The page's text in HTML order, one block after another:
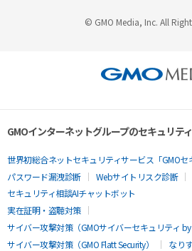
© GMO Media, Inc. All
GMOインターネットグループのセキュリテ
世界初総合ネットセキュリティサービス「GMOセ
パスワード漏洩診断
Webサイトリスク診断
セキュリティ相談AIチャットボット
実在証明・盗聴対策
サイバー攻撃対策（GMOサイバーセキュリティ by
サイバー攻撃対策（GMO Flatt Security）
なり